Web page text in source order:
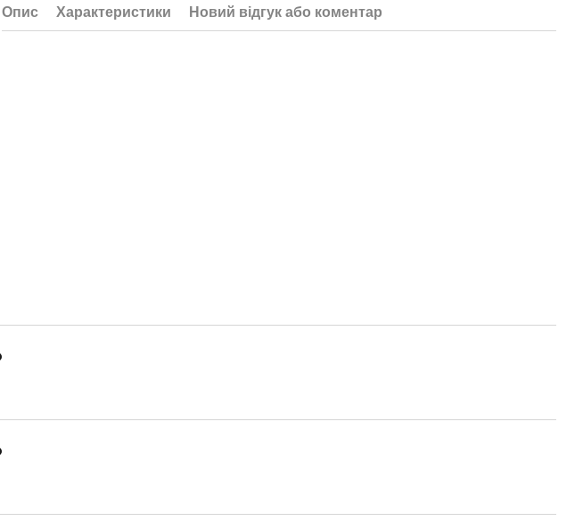
Опис Характеристики Новий відгук або коментар